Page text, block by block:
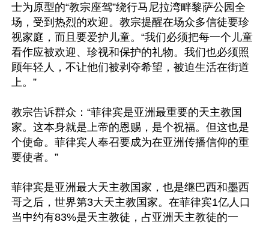
士为原型的“教宗座驾”绕行马尼拉湾畔黎萨公园全
场，受到热烈的欢迎。教宗提醒在场众多信徒要珍
视家庭，而且要爱护儿童。“我们必须把每一个儿童
看作应被欢迎、珍视和保护的礼物。我们也必须照
顾年轻人，不让他们被剥夺希望，被迫生活在街道
上。”
教宗告诉群众：“菲律宾是亚洲最重要的天主教国
家。这本身就是上帝的恩赐，是个祝福。但这也是
个使命。菲律宾人奉召要成为在亚洲传播信仰的重
要使者。”
菲律宾是亚洲最大天主教国家，也是继巴西和墨西
哥之后，世界第3大天主教国家。在菲律宾1亿人口
当中约有83%是天主教徒，占亚洲天主教徒的一